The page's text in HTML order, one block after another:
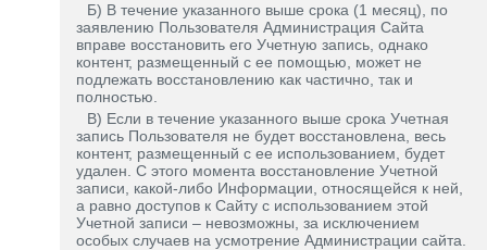
Б) В течение указанного выше срока (1 месяц), по
заявлению Пользователя Администрация Сайта
вправе восстановить его Учетную запись, однако
контент, размещенный с ее помощью, может не
подлежать восстановлению как частично, так и
полностью.
В) Если в течение указанного выше срока Учетная
запись Пользователя не будет восстановлена, весь
контент, размещенный с ее использованием, будет
удален. С этого момента восстановление Учетной
записи, какой-либо Информации, относящейся к ней,
а равно доступов к Сайту с использованием этой
Учетной записи – невозможны, за исключением
особых случаев на усмотрение Администрации сайта.